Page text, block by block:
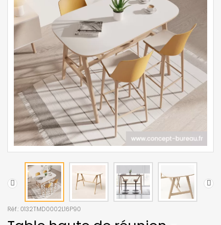
Réf.: 0132TMD0002L16P90